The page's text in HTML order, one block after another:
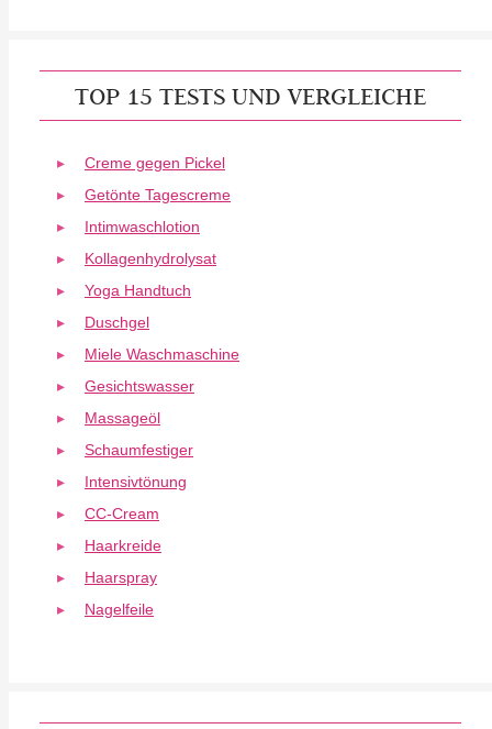
TOP 15 TESTS UND VERGLEICHE
Creme gegen Pickel
Getönte Tagescreme
Intimwaschlotion
Kollagenhydrolysat
Yoga Handtuch
Duschgel
Miele Waschmaschine
Gesichtswasser
Massageöl
Schaumfestiger
Intensivtönung
CC-Cream
Haarkreide
Haarspray
Nagelfeile